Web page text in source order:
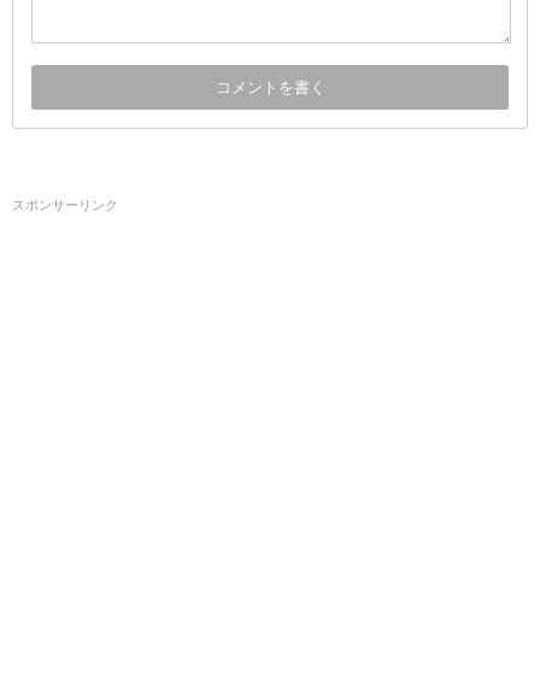
スポンサーリンク